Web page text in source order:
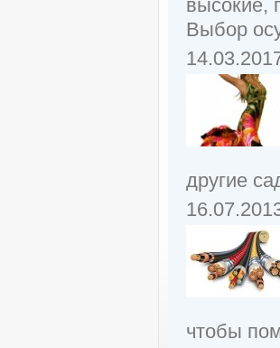
высокие,
Выбор
другие
чтобы